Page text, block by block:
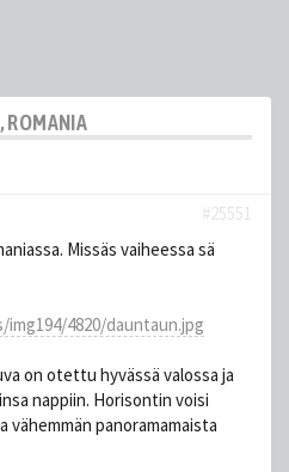
ROMANIA
#25551
Missäs vaiheessa sä
4820/dauntaun.jpg
on otettu hyvässä valossa ja
nappiin. Horisontin voisi
panoramamaista